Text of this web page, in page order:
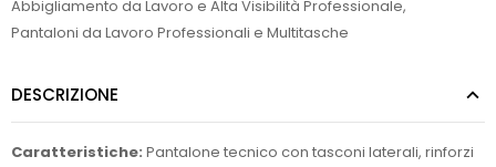
Abbigliamento da Lavoro e Alta Visibilità Professionale,
Pantaloni da Lavoro Professionali e Multitasche
DESCRIZIONE
Caratteristiche: Pantalone tecnico con tasconi laterali, rinforzi